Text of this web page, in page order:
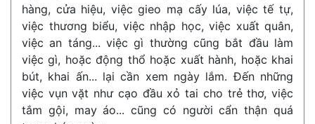
hàng, cửa hiệu, việc gieo mạ cấy lúa, việc tế tự,
việc thương biểu, việc nhập học, việc xuất quân,
việc an táng... việc gì thường cũng bắt đầu làm
việc gì, hoặc động thổ hoặc xuất hành, hoặc khai
bút, khai ấn... lại cần xem ngày lắm. Đến những
việc vụn vặt như cạo đầu xỏ tai cho trẻ thơ, việc
tắm gội, may áo... cũng có người cẩn thận quá